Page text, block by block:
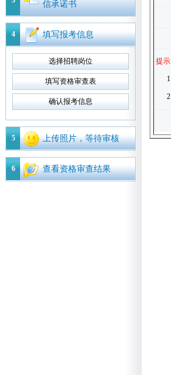
信承诺书
4 填写报考信息
选择招聘岗位
填写资格审查表
确认报考信息
5 上传照片，等待审核
6 查看资格审查结果
提示
1
2